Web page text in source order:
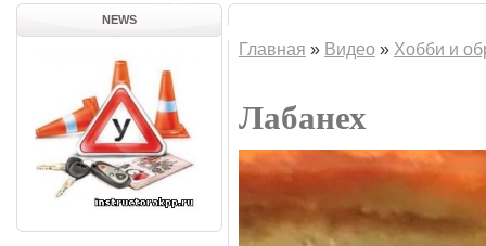
NEWS
Главная » Видео » Хобби и
Лабанех